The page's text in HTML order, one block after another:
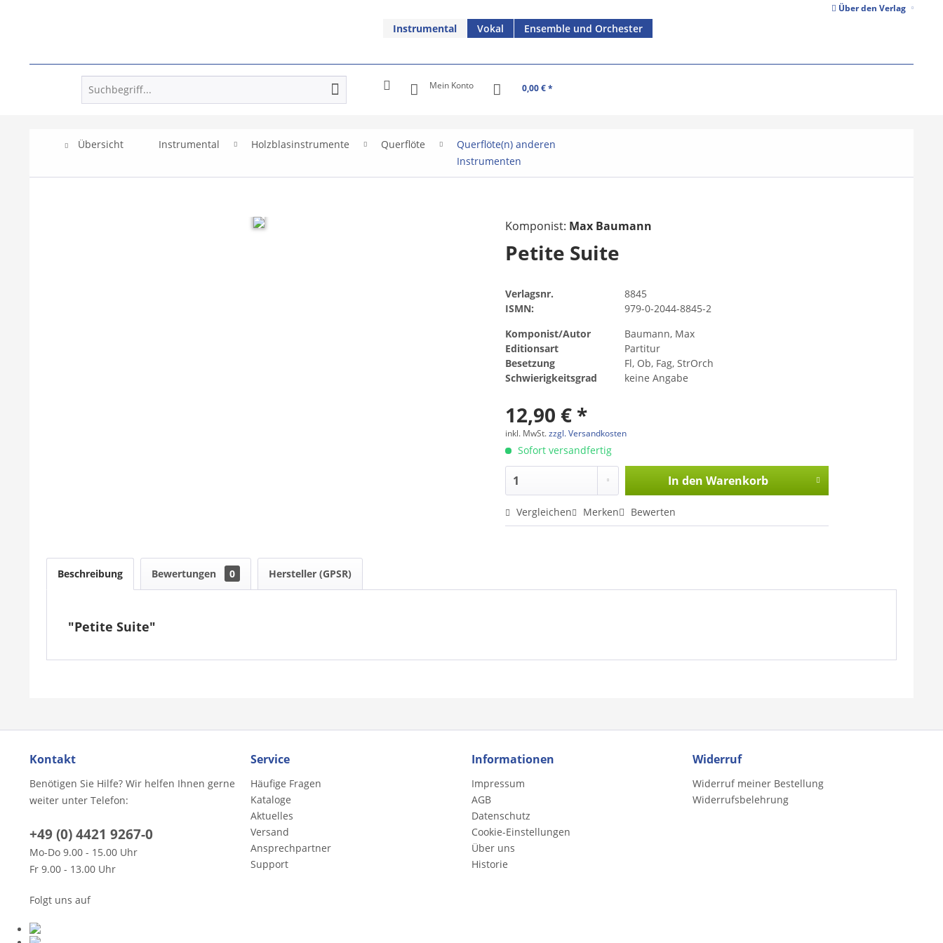
Über den Verlag
Instrumental Vokal Ensemble und Orchester
Mein Konto 0,00 € *
Übersicht Instrumental Holzblasinstrumente Querflöte
Querflöte(n) anderen
Instrumenten
Komponist: Max Baumann
Petite Suite
Verlagsnr.
8845
ISMN:
979-0-2044-8845-2
Komponist/Autor
Baumann, Max
Editionsart
Partitur
Besetzung
Fl, Ob, Fag, StrOrch
Schwierigkeitsgrad
keine Angabe
12,90 € *
inkl. MwSt.zzgl. Versandkosten
Sofort versandfertig
In den Warenkorb
Vergleichen Merken Bewerten
Beschreibung Bewertungen 0 Hersteller (GPSR)
"Petite Suite"
Kontakt
Benötigen Sie Hilfe? Wir helfen Ihnen gerne
weiter unter Telefon:
+49 (0) 4421 9267-0
Mo-Do 9.00 - 15.00 Uhr
Fr 9.00 - 13.00 Uhr
Folgt uns auf
Service
Häufige Fragen
Kataloge
Aktuelles
Versand
Ansprechpartner
Support
Informationen
Impressum
AGB
Datenschutz
Cookie-Einstellungen
Über uns
Historie
Widerruf
Widerruf meiner Bestellung
Widerrufsbelehrung